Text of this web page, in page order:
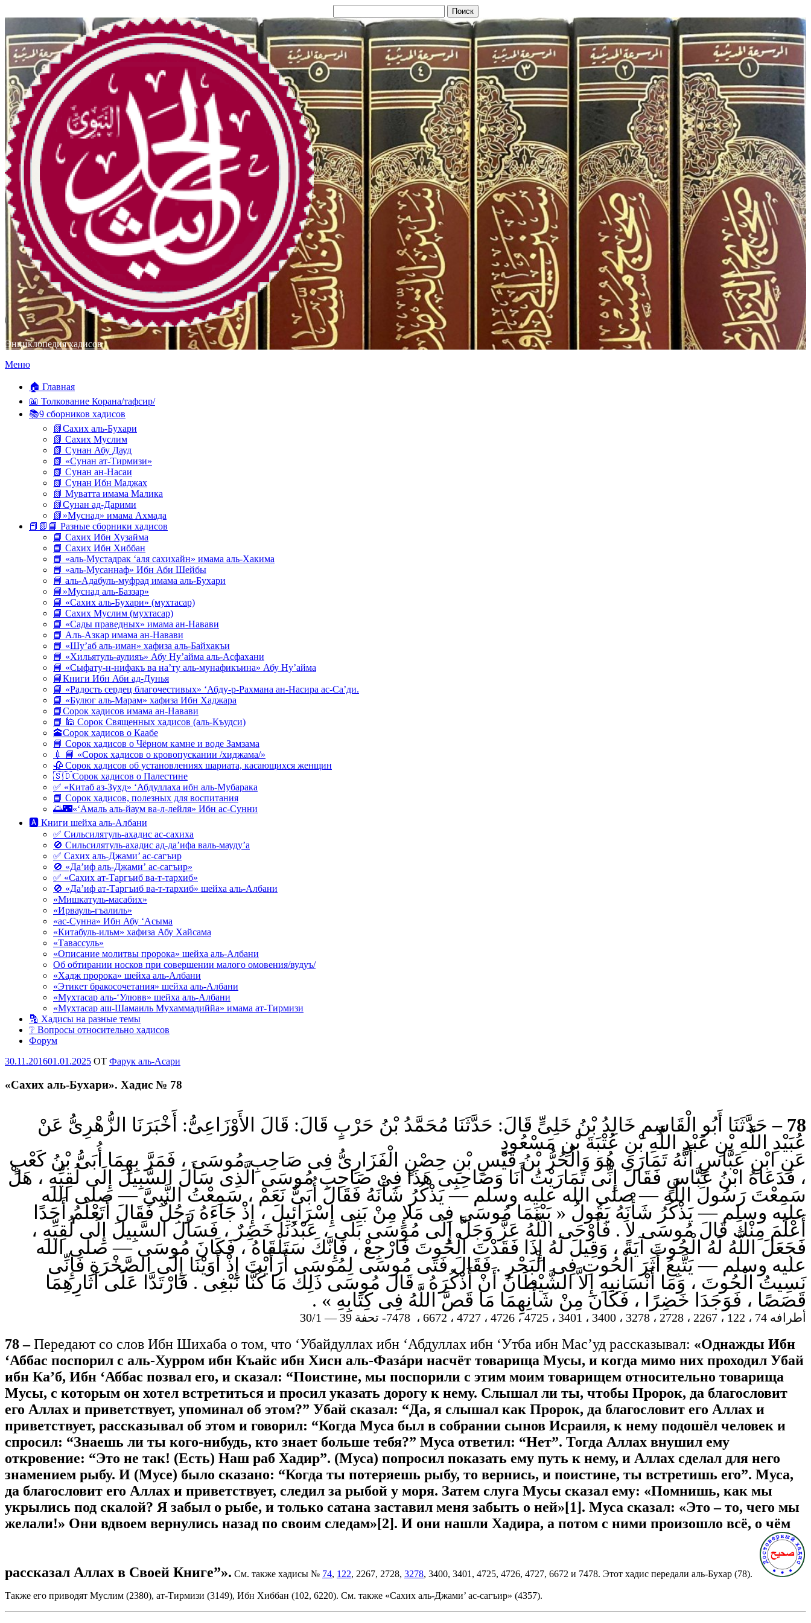
Энциклопедия хадисов
Перейти
содержимому
Меню
🏠 Главная
📖 Толкование Корана/тафсир/
📚9 сборников хадисов
📗Сахих аль-Бухари
📗 Сахих Муслим
📗 Сунан Абу Дауд
📗 «Сунан ат-Тирмизи»
📗 Сунан ан-Насаи
📗 Сунан Ибн Маджах
📗 Муватта имама Малика
📗Сунан ад-Дарими
📗»Муснад» имама Ахмада
📕📗📘 Разные сборники хадисов
📘 Сахих Ибн Хузайма
📘 Сахих Ибн Хиббан
📘 «аль-Мустадрак ‘аля сахихайн» имама аль-Хакима
📘 «аль-Мусаннаф» Ибн Аби Шейбы
📘 аль-Адабуль-муфрад имама аль-Бухари
📘»Муснад аль-Баззар»
📘 «Сахих аль-Бухари» (мухтасар)
📘 Сахих Муслим (мухтасар)
📘 «Сады праведных» имама ан-Навави
📘 Аль-Азкар имама ан-Навави
📘 «Шу’аб аль-иман» хафиза аль-Байхакъи
📘 «Хильятуль-аулияъ» Абу Ну’айма аль-Асфахани
📘 «Сыфату-н-нифакъ ва на’ту аль-мунафикъина» Абу Ну’айма
📘Книги Ибн Аби ад-Дунья
📘 «Радость сердец благочестивых» ‘Абду-р-Рахмана ан-Насира ас-Са’ди.
📘 «Булюг аль-Марам» хафиза Ибн Хаджара
📘Сорок хадисов имама ан-Навави
📘 🕌 Сорок Священных хадисов (аль-Къудси)
🕋Сорок хадисов о Каабе
📘 Сорок хадисов о Чёрном камне и воде Замзама
💉 📘 «Сорок хадисов о кровопускании /хиджама/»
🥀 Сорок хадисов об установлениях шариата, касающихся женщин
🇸🇩Сорок хадисов о Палестине
✅ «Китаб аз-Зухд» ‘Абдуллаха ибн аль-Мубарака
📘 Сорок хадисов, полезных для воспитания
🌅🌃«‘Амаль аль-йаум ва-л-лейля» Ибн ас-Сунни
🅰 Книги шейха аль-Албани
✅ Сильсилятуль-ахадис ас-сахиха
🚫 Сильсилятуль-ахадис ад-да’ифа валь-мауду’а
✅ Сахих аль-Джами’ ас-сагъир
🚫 «Да’иф аль-Джами’ ас-сагъир»
✅ «Сахих ат-Таргъиб ва-т-тархиб»
🚫 «Да’иф ат-Таргъиб ва-т-тархиб» шейха аль-Албани
«Мишкатуль-масабих»
«Ирвауль-гъалиль»
«ас-Сунна» Ибн Абу ‘Асыма
«Китабуль-ильм» хафиза Абу Хайсама
«Тавассуль»
«Описание молитвы пророка» шейха аль-Албани
Об обтирании носков при совершении малого омовения/вудуъ/
«Хадж пророка» шейха аль-Албани
«Этикет бракосочетания» шейха аль-Албани
«Мухтасар аль-‘Улювв» шейха аль-Албани
«Мухтасар аш-Шамаиль Мухаммадиййа» имама ат-Тирмизи
🔡 Хадисы на разные темы
❔ Вопросы относительно хадисов
Форум
Опубликовано
30.11.201601.01.2025 OT Фарук аль-Асари
«Сахих аль-Бухари». Хадис № 78
78 –
حَدَّثَنَا أَبُو الْقَاسِمِ خَالِدُ بْنُ خَلِىٍّ قَالَ: حَدَّثَنَا مُحَمَّدُ بْنُ حَرْبٍ قَالَ: قَالَ الأَوْزَاعِىُّ: أَخْبَرَنَا الزُّهْرِىُّ عَنْ
عُبَيْدِ اللَّهِ بْنِ عَبْدِ اللَّهِ بْنِ عُتْبَةَ بْنِ مَسْعُودٍ
عَنِ ابْنِ عَبَّاسٍ أَنَّهُ تَمَارَى هُوَ وَالْحُرُّ بْنُ قَيْسِ بْنِ حِصْنٍ الْفَزَارِىُّ فِى صَاحِبِ مُوسَى ، فَمَرَّ بِهِمَا أُبَىُّ بْنُ كَعْبٍ
، فَدَعَاهُ ابْنُ عَبَّاسٍ فَقَالَ إِنِّى تَمَارَيْتُ أَنَا وَصَاحِبِى هَذَا فِى صَاحِبِ مُوسَى الَّذِى سَأَلَ السَّبِيلَ إِلَى لُقِيِّهِ ، هَلْ
سَمِعْتَ رَسُولَ اللَّهِ — صلى الله عليه وسلم — يَذْكُرُ شَأْنَهُ فَقَالَ أُبَىٌّ نَعَمْ ، سَمِعْتُ النَّبِىَّ — صلى الله
عليه وسلم — يَذْكُرُ شَأْنَهُ يَقُولُ « بَيْنَمَا مُوسَى فِى مَلإٍ مِنْ بَنِى إِسْرَائِيلَ ، إِذْ جَاءَهُ رَجُلٌ فَقَالَ أَتَعْلَمُ أَحَدًا
أَعْلَمَ مِنْكَ قَالَ مُوسَى لاَ . فَأَوْحَى اللَّهُ عَزَّ وَجَلَّ إِلَى مُوسَى بَلَى ، عَبْدُنَا خَضِرٌ ، فَسَأَلَ السَّبِيلَ إِلَى لُقِيِّهِ ،
فَجَعَلَ اللَّهُ لَهُ الْحُوتَ آيَةً ، وَقِيلَ لَهُ إِذَا فَقَدْتَ الْحُوتَ فَارْجِعْ ، فَإِنَّكَ سَتَلْقَاهُ ، فَكَانَ مُوسَى — صلى الله
عليه وسلم — يَتَّبِعُ أَثَرَ الْحُوتِ فِى الْبَحْرِ . فَقَالَ فَتَى مُوسَى لِمُوسَى أَرَأَيْتَ إِذْ أَوَيْنَا إِلَى الصَّخْرَةِ فَإِنِّى
نَسِيتُ الْحُوتَ ، وَمَا أَنْسَانِيهِ إِلاَّ الشَّيْطَانُ أَنْ أَذْكُرَهُ . قَالَ مُوسَى ذَلِكَ مَا كُنَّا نَبْغِى . فَارْتَدَّا عَلَى آثَارِهِمَا
قَصَصًا ، فَوَجَدَا خَضِرًا ، فَكَانَ مِنْ شَأْنِهِمَا مَا قَصَّ اللَّهُ فِى كِتَابِهِ » .
أطرافه 74 ، 122 ، 2267 ، 2728 ، 3278 ، 3400 ، 3401 ، 4725 ، 4726 ، 4727 ، 6672 ، 7478- تحفة 39 — 30/1
78 –Передают со слов Ибн Шихаба о том, что ‘Убайдуллах ибн ‘Абдуллах ибн ‘Утба ибн Мас’уд рассказывал: «Однажды Ибн
‘Аббас поспорил с аль-Хурром ибн Къайс ибн Хисн аль-Фазáри насчёт товарища Мусы, и когда мимо них проходил Убай
ибн Ка’б, Ибн ‘Аббас позвал его, и сказал: “Поистине, мы поспорили с этим моим товарищем относительно товарища
Мусы, с которым он хотел встретиться и просил указать дорогу к нему. Слышал ли ты, чтобы Пророк, да благословит
его Аллах и приветствует, упоминал об этом?” Убай сказал: “Да, я слышал как Пророк, да благословит его Аллах и
приветствует, рассказывал об этом и говорил: “Когда Муса был в собрании сынов Исраиля, к нему подошёл человек и
спросил: “Знаешь ли ты кого-нибудь, кто знает больше тебя?” Муса ответил: “Нет”. Тогда Аллах внушил ему
откровение: “Это не так! (Есть) Наш раб Хадир”. (Муса) попросил показать ему путь к нему, и Аллах сделал для него
знамением рыбу. И (Мусе) было сказано: “Когда ты потеряешь рыбу, то вернись, и поистине, ты встретишь его”. Муса,
да благословит его Аллах и приветствует, следил за рыбой у моря. Затем слуга Мусы сказал ему: «Помнишь, как мы
укрылись под скалой? Я забыл о рыбе, и только сатана заставил меня забыть о ней»[1]. Муса сказал: «Это – то, чего мы
желали!» Они вдвоем вернулись назад по своим следам»[2]. И они нашли Хадира, а потом с ними произошло всё, о чём
рассказал Аллах в Своей Книге”». См. также хадисы № 74, 122, 2267, 2728, 3278, 3400, 3401, 4725, 4726, 4727, 6672 и 7478. Этот хадис передали аль-Бухар (78).
Также его приводят Муслим (2380), ат-Тирмизи (3149), Ибн Хиббан (102, 6220). См. также «Сахих аль-Джами’ ас-сагъир» (4357).